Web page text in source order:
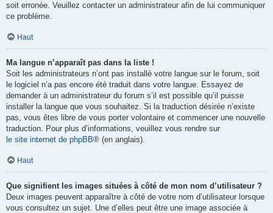
soit erronée. Veuillez contacter un administrateur afin de lui communiquer
ce problème.
Haut
Ma langue n’apparaît pas dans la liste !
Soit les administrateurs n’ont pas installé votre langue sur le forum, soit
le logiciel n’a pas encore été traduit dans votre langue. Essayez de
demander à un administrateur du forum s’il est possible qu’il puisse
installer la langue que vous souhaitez. Si la traduction désirée n’existe
pas, vous êtes libre de vous porter volontaire et commencer une nouvelle
traduction. Pour plus d’informations, veuillez vous rendre sur
le site internet de phpBB® (en anglais).
Haut
Que signifient les images situées à côté de mon nom d’utilisateur ?
Deux images peuvent apparaître à côté de votre nom d’utilisateur lorsque
vous consultez un sujet. Une d’elles peut être une image associée à